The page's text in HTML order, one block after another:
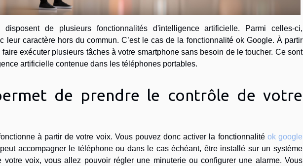
disposent de plusieurs fonctionnalités d'intelligence artificielle. Parmi celles-ci,
leur caractère hors du commun. C’est le cas de la fonctionnalité ok Google. À partir
exécuter plusieurs tâches à votre smartphone sans besoin de le toucher. Ce sont
artificielle contenue dans les téléphones portables.
de prendre le contrôle de votre
à partir de votre voix. Vous pouvez donc activer la fonctionnalité ok google
accompagner le téléphone ou dans le cas échéant, être installé sur un système
votre voix, vous allez pouvoir régler une minuterie ou configurer une alarme. Vous